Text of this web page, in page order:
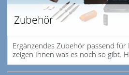
Zubehör
Ergänzendes Zubehör passend
zeigen Ihnen was es noch so gibt.